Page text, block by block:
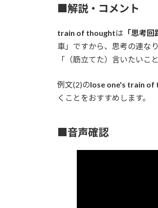
■解説・コメント
train of thoughtは 「思考
車」ですから、思考の連な
「（筋立てた）言いたいこ
例文(2)のlose one's train of
くことをおすすめします。
■音声確認